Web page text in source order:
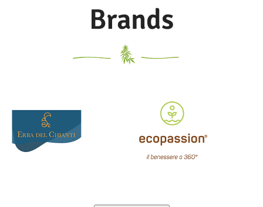
Brands